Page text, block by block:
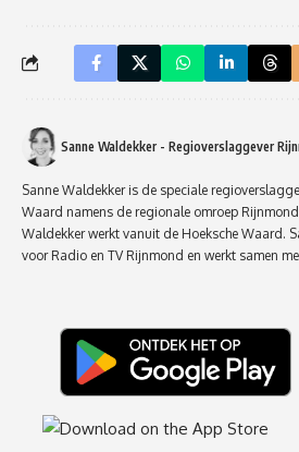
Sanne Waldekker - Regioverslaggever
Sanne Waldekker is de speciale
Waard namens de regionale omroep
Waldekker werkt vanuit de Hoeksche Waard.
voor Radio en TV Rijnmond en werkt samen